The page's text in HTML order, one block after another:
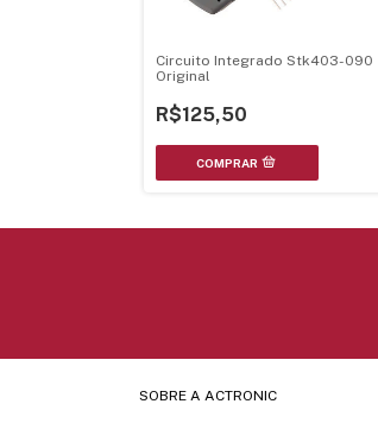
Circuito Integrado Stk403-090
Original
R$125,50
SOBRE A ACTRONIC